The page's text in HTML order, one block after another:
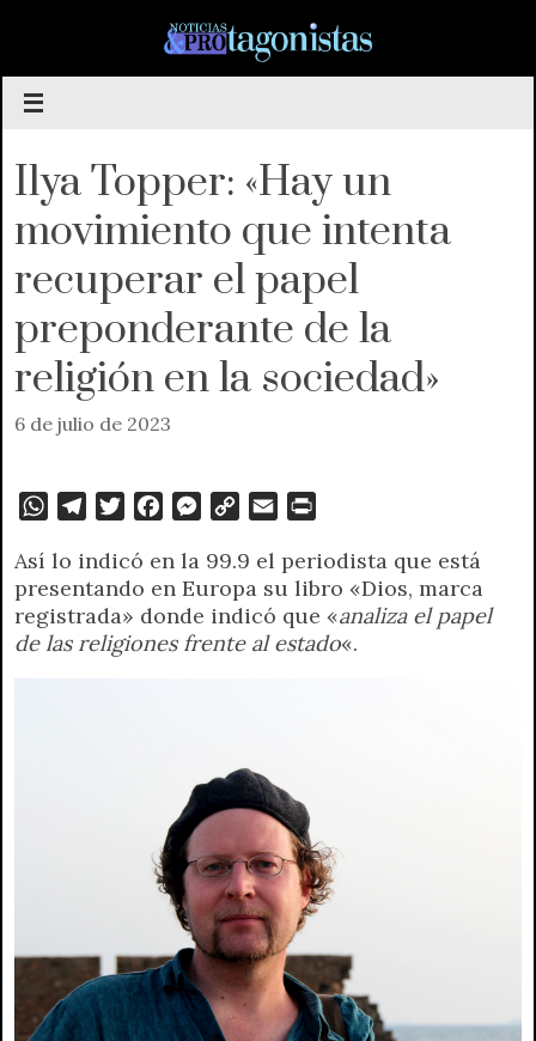
contenido
Ilya Topper: «Hay un
movimiento que intenta
recuperar el papel
preponderante de la
religión en la sociedad»
6 de julio de 2023
W
a
t
s
A
l
e
g
r
i
t
t
e
c
e
b
o
M
s
s
e
n
p
y
L
i
a
i
i
n
t
F
y
Así lo indicó en la 99.9 el periodista que está
presentando en Europa su libro «Dios, marca
registrada» donde indicó que «analiza el papel
de las religiones frente al estado«.